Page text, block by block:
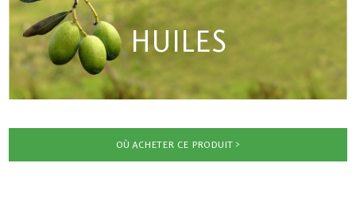
HUILES
OÙ ACHETER CE PRODUIT